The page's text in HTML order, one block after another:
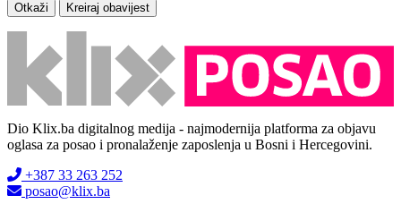
Otkaži Kreiraj obavijest
Dio Klix.ba digitalnog medija - najmodernija platforma za objavu
oglasa za posao i pronalaženje zaposlenja u Bosni i Hercegovini.
+387 33 263 252
posao@klix.ba